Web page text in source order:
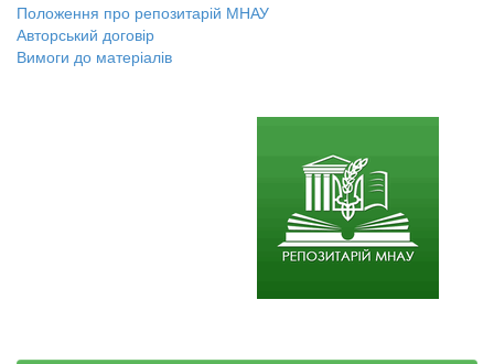
Положення про репозитарій МНАУ
Авторський договір
Вимоги до матеріалів